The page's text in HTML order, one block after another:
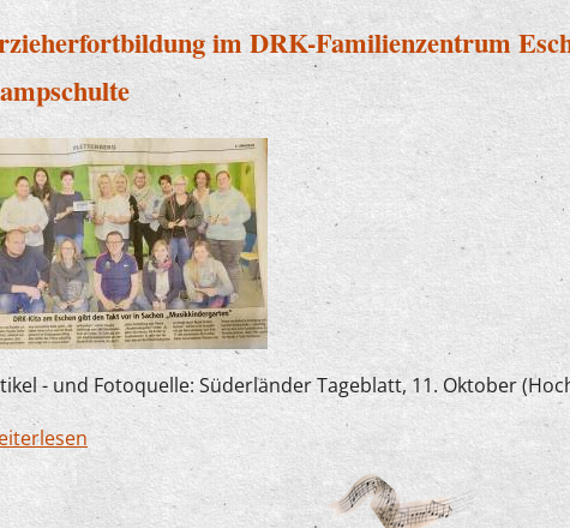
im DRK-Familienzentrum
- und Fotoquelle: Süderländer Tageblatt, 11. Oktober
über Erzieherfortbildung im DRK-Familienzentrum
Kampschulte